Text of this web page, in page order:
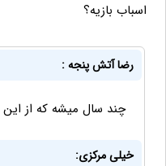
اسباب بازیه؟
رضا آتش پنجه :
چند سال میشه که از
خیلی مرکزی: